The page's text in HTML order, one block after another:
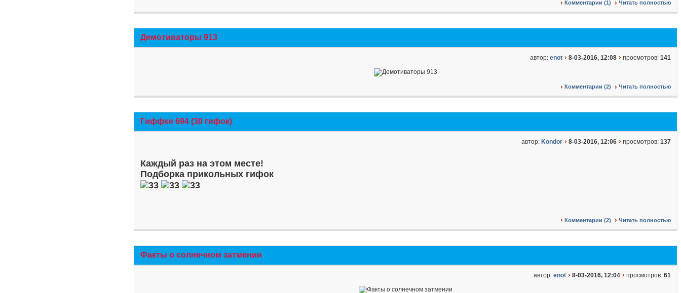
Комментарии (1) Читать полностью
Демотиваторы 913
автор: enot 8-03-2016, 12:08 просмотров: 141
Комментарии (2) Читать полностью
Гиффки 694 (30 гифок)
автор: Kondor 8-03-2016, 12:06 просмотров: 137
Каждый раз на этом месте!
Подборка прикольных гифок
Комментарии (2) Читать полностью
Факты о солнечном затмении
автор: enot 8-03-2016, 12:04 просмотров: 61